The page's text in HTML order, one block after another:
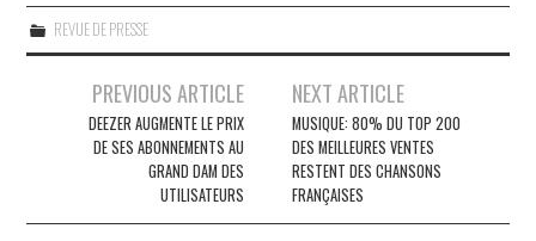
REVUE DE PRESSE
Navigation
articles
PREVIOUS ARTICLE
DEEZER AUGMENTE LE PRIX
DE SES ABONNEMENTS AU
GRAND DAM DES
UTILISATEURS
NEXT ARTICLE
MUSIQUE: 80% DU TOP 200
DES MEILLEURES VENTES
RESTENT DES CHANSONS
FRANÇAISES